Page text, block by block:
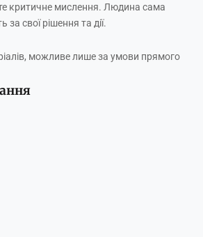
критичне мислення. Людина сама
за свої рішення та дії.
можливе лише за умови прямого